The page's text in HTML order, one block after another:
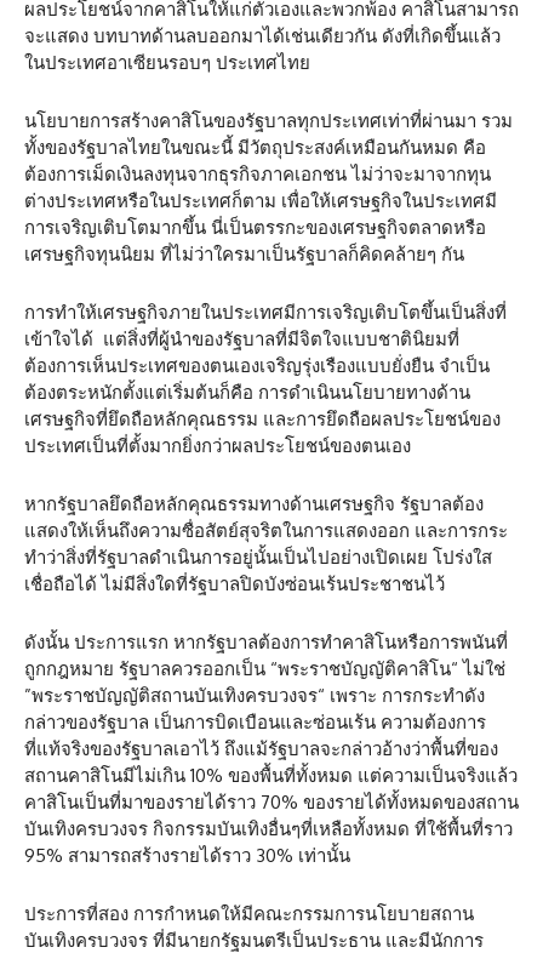
ผลประโยชน์จากคาสิโนให้แก่ตัวเองและพวกพ้อง คาสิโนสามารถ
จะแสดง บทบาทด้านลบออกมาได้เช่นเดียวกัน ดังที่เกิดขึ้นแล้ว
ในประเทศอาเซียนรอบๆ ประเทศไทย
นโยบายการสร้างคาสิโนของรัฐบาลทุกประเทศเท่าที่ผ่านมา รวม
ทั้งของรัฐบาลไทยในขณะนี้ มีวัตถุประสงค์เหมือนกันหมด คือ
ต้องการเม็ดเงินลงทุนจากธุรกิจภาคเอกชน ไม่ว่าจะมาจากทุน
ต่างประเทศหรือในประเทศก็ตาม เพื่อให้เศรษฐกิจในประเทศมี
การเจริญเติบโตมากขึ้น นี่เป็นตรรกะของเศรษฐกิจตลาดหรือ
เศรษฐกิจทุนนิยม ที่ไม่ว่าใครมาเป็นรัฐบาลก็คิดคล้ายๆ กัน
การทำให้เศรษฐกิจภายในประเทศมีการเจริญเติบโตขึ้นเป็นสิ่งที่
เข้าใจได้ แต่สิ่งที่ผู้นำของรัฐบาลที่มีจิตใจแบบชาตินิยมที่
ต้องการเห็นประเทศของตนเองเจริญรุ่งเรืองแบบยั่งยืน จำเป็น
ต้องตระหนักตั้งแต่เริ่มต้นก็คือ การดำเนินนโยบายทางด้าน
เศรษฐกิจที่ยึดถือหลักคุณธรรม และการยึดถือผลประโยชน์ของ
ประเทศเป็นที่ตั้งมากยิ่งกว่าผลประโยชน์ของตนเอง
หากรัฐบาลยึดถือหลักคุณธรรมทางด้านเศรษฐกิจ รัฐบาลต้อง
แสดงให้เห็นถึงความซื่อสัตย์สุจริตในการแสดงออก และการกระ
ทำว่าสิ่งที่รัฐบาลดำเนินการอยู่นั้นเป็นไปอย่างเปิดเผย โปร่งใส
เชื่อถือได้ ไม่มีสิ่งใดที่รัฐบาลปิดบังซ่อนเร้นประชาชนไว้
ดังนั้น ประการแรก หากรัฐบาลต้องการทำคาสิโนหรือการพนันที่
ถูกกฎหมาย รัฐบาลควรออกเป็น “พระราชบัญญัติคาสิโน“ ไม่ใช่
”พระราชบัญญัติสถานบันเทิงครบวงจร“ เพราะ การกระทำดัง
กล่าวของรัฐบาล เป็นการบิดเบือนและซ่อนเร้น ความต้องการ
ที่แท้จริงของรัฐบาลเอาไว้ ถึงแม้รัฐบาลจะกล่าวอ้างว่าพื้นที่ของ
สถานคาสิโนมีไม่เกิน 10% ของพื้นที่ทั้งหมด แต่ความเป็นจริงแล้ว
คาสิโนเป็นที่มาของรายได้ราว 70% ของรายได้ทั้งหมดของสถาน
บันเทิงครบวงจร กิจกรรมบันเทิงอื่นๆที่เหลือทั้งหมด ที่ใช้พื้นที่ราว
95% สามารถสร้างรายได้ราว 30% เท่านั้น
ประการที่สอง การกำหนดให้มีคณะกรรมการนโยบายสถาน
บันเทิงครบวงจร ที่มีนายกรัฐมนตรีเป็นประธาน และมีนักการ